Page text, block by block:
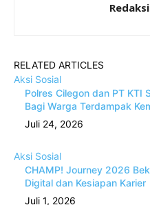
RELATED ARTICLES
Aksi Sosial
Polres Cilegon dan PT KTI
Bagi Warga Terdampak
Juli 24, 2026
Aksi Sosial
CHAMP! Journey 2026
Digital dan Kesiapan Karier
Juli 1, 2026